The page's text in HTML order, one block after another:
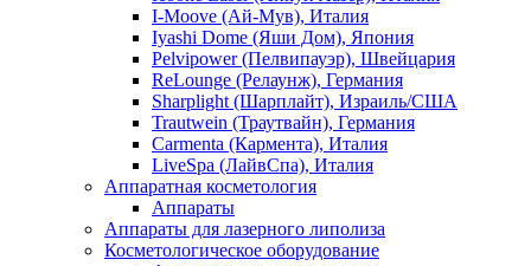
I-Moove (Ай-Мув), Италия
Iyashi Dome (Яши Дом), Япония
Pelvipower (Пелвипауэр), Швейцария
ReLounge (Релаунж), Германия
Sharplight (Шарплайт), Израиль/США
Trautwein (Траутвайн), Германия
Carmenta (Кармента), Италия
LiveSpa (ЛайвСпа), Италия
Аппаратная косметология
Аппараты
Аппараты для лазерного липолиза
Косметологическое оборудование